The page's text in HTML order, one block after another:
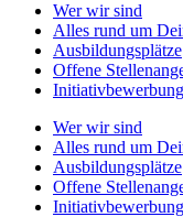
Wer wir sind
Alles rund um
Ausbildungsplätze
Offene
Initiativbewerbung
Wer wir sind
Alles rund um
Ausbildungsplätze
Offene
Initiativbewerbung